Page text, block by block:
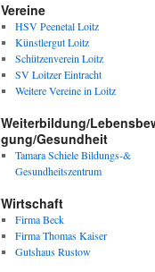
Vereine
HSV Peenetal Loitz
Künstlergut Loitz
Schützenverein Loitz
SV Loitzer Eintracht
Weitere Vereine in Loitz
Weiterbildung/
gung/Gesundheit
Tamara Schiele Bildungs-&
Gesundheitszentrum
Wirtschaft
Firma Beck
Firma Thomas Kaiser
Gutshaus Rustow